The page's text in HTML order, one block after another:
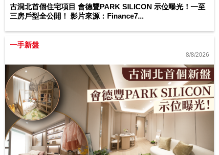
古洞北首個住宅項目 會德豐PARK SILICON 示位曝光！一至
三房戶型全公開！ 影片來源：Finance7...
一手新盤
8/8/2026